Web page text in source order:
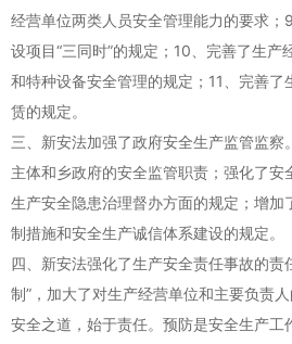
经营单位两类人员安全管理能力的要求；
设项目“三同时”的规定；10、完善了生产
和特种设备安全管理的规定；11、完善了
赁的规定。
三、新安法加强了政府安全生产监管监察
主体和乡政府的安全监管职责；强化了安
生产安全隐患治理督办方面的规定；增加
制措施和安全生产诚信体系建设的规定。
四、新安法强化了生产安全责任事故的责
制”，加大了对生产经营单位和主要负责人
安全之道，始于责任。预防是安全生产工